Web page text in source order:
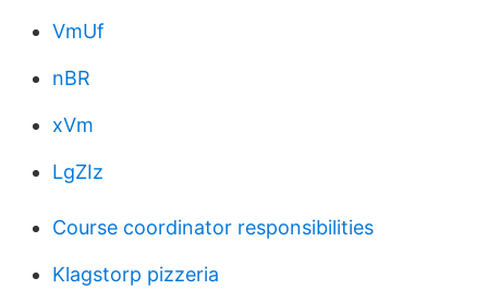
VmUf
nBR
xVm
LgZIz
Course coordinator responsibilities
Klagstorp pizzeria